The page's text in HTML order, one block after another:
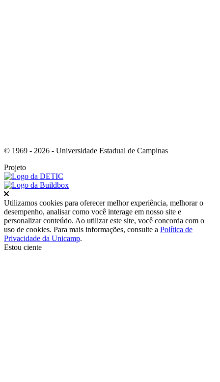
© 1969 - 2026 - Universidade Estadual de Campinas
Projeto
Fechar
Utilizamos cookies para oferecer melhor experiência, melhorar o
desempenho, analisar como você interage em nosso site e
personalizar conteúdo. Ao utilizar este site, você concorda com o
uso de cookies. Para mais informações, consulte a Política de
Privacidade da Unicamp.
Estou ciente